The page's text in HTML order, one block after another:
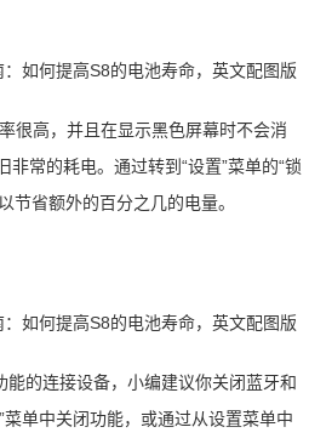
很高，并且在显示黑色屏幕时不会消
常的耗电。通过转到“设置”菜单的“锁
节省额外的百分之几的电量。
能的连接设备，小编建议你关闭蓝牙和
单中关闭功能，或通过从设置菜单中